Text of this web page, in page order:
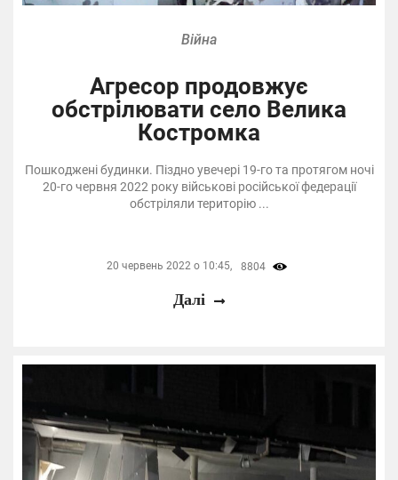
Війна
Агресор продовжує
обстрілювати село Велика
Костромка
Пошкоджені будинки. Піздно увечері 19-го та протягом ночі
20-го червня 2022 року військові російської федерації
обстріляли територію ...
20 червень 2022 о 10:45, 8804
Далі